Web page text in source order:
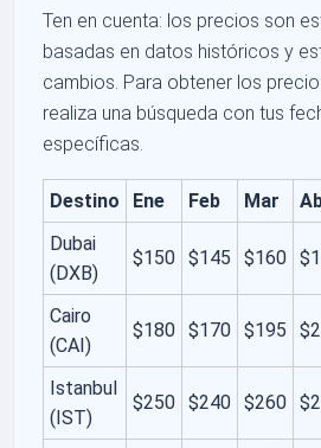
Ten en cuenta: los precios son
basadas en datos históricos y
cambios. Para obtener los
realiza una búsqueda con tus
específicas.
Destino Ene Feb Mar
Dubai
(DXB)
$150 $145 $160
Cairo
(CAI)
$180 $170 $195
Istanbul
(IST)
$250 $240 $260